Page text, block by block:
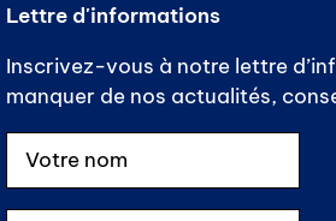
Lettre d'informations
Inscrivez-vous à notre lettre
manquer de nos actualités,